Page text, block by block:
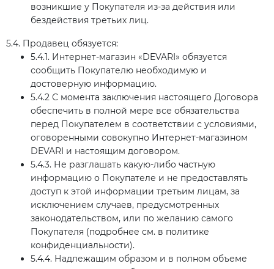
возникшие у Покупателя из-за действия или
бездействия третьих лиц.
5.4. Продавец обязуется:
5.4.1. Интернет-магазин «DEVARI» обязуется
сообщить Покупателю необходимую и
достоверную информацию.
5.4.2 С момента заключения настоящего Договора
обеспечить в полной мере все обязательства
перед Покупателем в соответствии с условиями,
оговоренными совокупно Интернет-магазином
DEVARI и настоящим договором.
5.4.3. Не разглашать какую-либо частную
информацию о Покупателе и не предоставлять
доступ к этой информации третьим лицам, за
исключением случаев, предусмотренных
законодательством, или по желанию самого
Покупателя (подробнее см. в политике
конфиденциальности).
5.4.4. Надлежащим образом и в полном объеме